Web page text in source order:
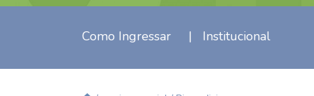
Como Ingressar | Institucional